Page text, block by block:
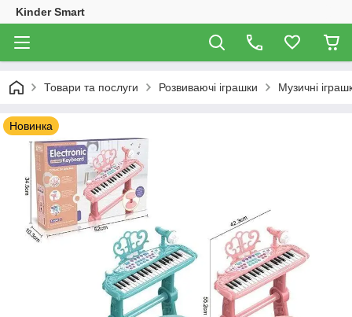
Kinder Smart
Товари та послуги Розвиваючі іграшки Музичні
Новинка